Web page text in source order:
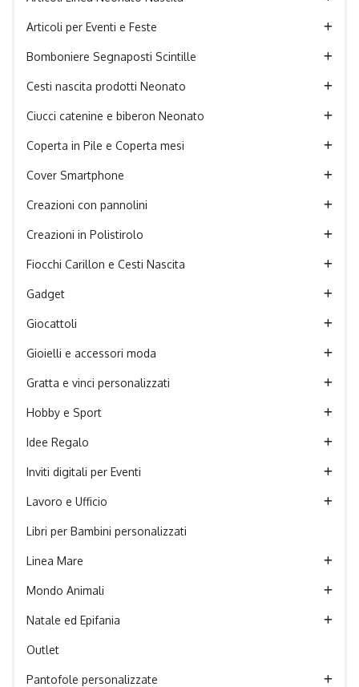
Articoli per Eventi e Feste
Bomboniere Segnaposti Scintille
Cesti nascita prodotti Neonato
Ciucci catenine e biberon Neonato
Coperta in Pile e Coperta mesi
Cover Smartphone
Creazioni con pannolini
Creazioni in Polistirolo
Fiocchi Carillon e Cesti Nascita
Gadget
Giocattoli
Gioielli e accessori moda
Gratta e vinci personalizzati
Hobby e Sport
Idee Regalo
Inviti digitali per Eventi
Lavoro e Ufficio
Libri per Bambini personalizzati
Linea Mare
Mondo Animali
Natale ed Epifania
Outlet
Pantofole personalizzate